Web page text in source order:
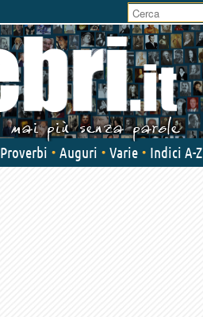
Proverbi Auguri Varie Indici A-Z